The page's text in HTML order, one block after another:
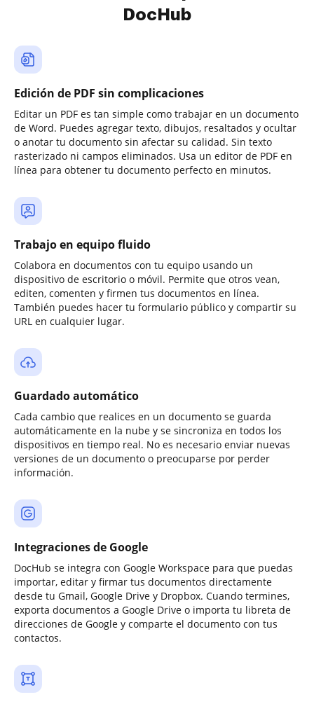
DocHub
Edición de PDF sin complicaciones
Editar un PDF es tan simple como trabajar en un documento
de Word. Puedes agregar texto, dibujos, resaltados y ocultar
o anotar tu documento sin afectar su calidad. Sin texto
rasterizado ni campos eliminados. Usa un editor de PDF en
línea para obtener tu documento perfecto en minutos.
Trabajo en equipo fluido
Colabora en documentos con tu equipo usando un
dispositivo de escritorio o móvil. Permite que otros vean,
editen, comenten y firmen tus documentos en línea.
También puedes hacer tu formulario público y compartir su
URL en cualquier lugar.
Guardado automático
Cada cambio que realices en un documento se guarda
automáticamente en la nube y se sincroniza en todos los
dispositivos en tiempo real. No es necesario enviar nuevas
versiones de un documento o preocuparse por perder
información.
Integraciones de Google
DocHub se integra con Google Workspace para que puedas
importar, editar y firmar tus documentos directamente
desde tu Gmail, Google Drive y Dropbox. Cuando termines,
exporta documentos a Google Drive o importa tu libreta de
direcciones de Google y comparte el documento con tus
contactos.